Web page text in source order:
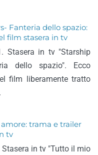
Fanteria dello spazio:
film stasera in tv
Stasera in tv "Starship
dello spazio". Ecco
film liberamente tratto
trama e trailer
tv
in tv "Tutto il mio